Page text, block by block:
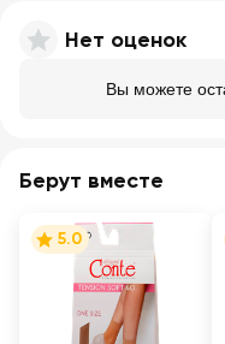
Нет оценок
Вы можете
Берут вместе
5.0